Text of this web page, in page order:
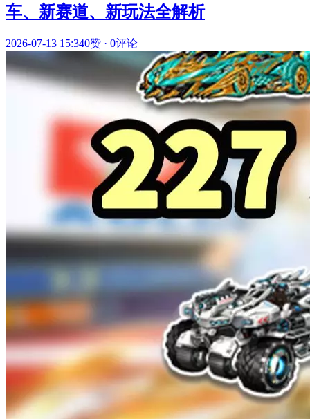
车、新赛道、新玩法全解析
2026-07-13 15:340赞 · 0评论